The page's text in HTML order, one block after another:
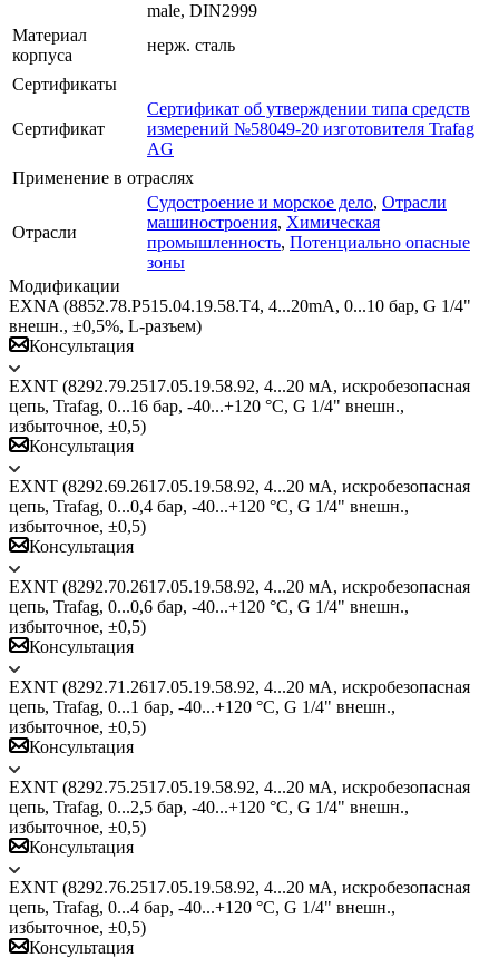
male, DIN2999
Материал
корпуса
нерж. cталь
Сертификаты
Сертификат
Сертификат об утверждении типа средств
измерений №58049-20 изготовителя Trafag
AG
Применение в отраслях
Отрасли
Судостроение и морское дело, Отрасли
машиностроения, Химическая
промышленность, Потенциально опасные
зоны
Модификации
EXNA (8852.78.Р515.04.19.58.Т4, 4...20mA, 0...10 бар, G 1/4"
внешн., ±0,5%, L-разъем)
Консультация
EXNT (8292.79.2517.05.19.58.92, 4...20 мА, искробезопасная
цепь, Trafag, 0...16 бар, -40...+120 °C, G 1/4" внешн.,
избыточное, ±0,5)
Консультация
EXNT (8292.69.2617.05.19.58.92, 4...20 мА, искробезопасная
цепь, Trafag, 0...0,4 бар, -40...+120 °C, G 1/4" внешн.,
избыточное, ±0,5)
Консультация
EXNT (8292.70.2617.05.19.58.92, 4...20 мА, искробезопасная
цепь, Trafag, 0...0,6 бар, -40...+120 °C, G 1/4" внешн.,
избыточное, ±0,5)
Консультация
EXNT (8292.71.2617.05.19.58.92, 4...20 мА, искробезопасная
цепь, Trafag, 0...1 бар, -40...+120 °C, G 1/4" внешн.,
избыточное, ±0,5)
Консультация
EXNT (8292.75.2517.05.19.58.92, 4...20 мА, искробезопасная
цепь, Trafag, 0...2,5 бар, -40...+120 °C, G 1/4" внешн.,
избыточное, ±0,5)
Консультация
EXNT (8292.76.2517.05.19.58.92, 4...20 мА, искробезопасная
цепь, Trafag, 0...4 бар, -40...+120 °C, G 1/4" внешн.,
избыточное, ±0,5)
Консультация